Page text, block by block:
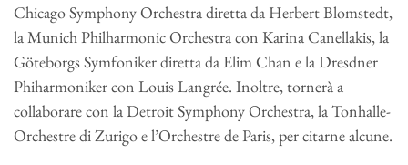
Chicago Symphony Orchestra diretta da Herbert Blomstedt,
la Munich Philharmonic Orchestra con Karina Canellakis, la
Göteborgs Symfoniker diretta da Elim Chan e la Dresdner
Phiharmoniker con Louis Langrée. Inoltre, tornerà a
collaborare con la Detroit Symphony Orchestra, la Tonhalle-
Orchestre di Zurigo e l’Orchestre de Paris, per citarne alcune.